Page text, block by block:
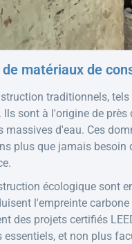
matériaux de
traditionnels,
sont à l'origine de
massives d'eau. Ces
plus que jamais
écologique sont
l'empreinte
des projets certifiés
essentiels, et non plus